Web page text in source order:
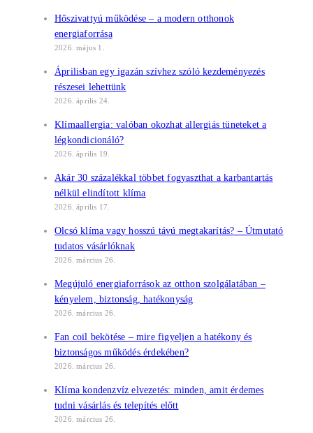
Hőszivattyú működése – a modern otthonok
energiaforrása
2026. május 1.
Áprilisban egy igazán szívhez szóló kezdeményezés
részesei lehettünk
2026. április 24.
Klímaallergia: valóban okozhat allergiás tüneteket a
légkondicionáló?
2026. április 19.
Akár 30 százalékkal többet fogyaszthat a karbantartás
nélkül elindított klíma
2026. április 17.
Olcsó klíma vagy hosszú távú megtakarítás? – Útmutató
tudatos vásárlóknak
2026. március 26.
Megújuló energiaforrások az otthon szolgálatában –
kényelem, biztonság, hatékonyság
2026. március 26.
Fan coil bekötése – mire figyeljen a hatékony és
biztonságos működés érdekében?
2026. március 26.
Klíma kondenzvíz elvezetés: minden, amit érdemes
tudni vásárlás és telepítés előtt
2026. március 26.